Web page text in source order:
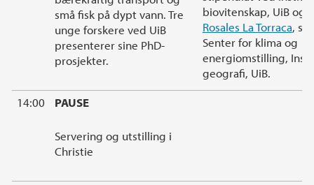
små fisk på dypt vann. Tre
unge forskere ved UiB
presenterer sine PhD-
prosjekter.
biovitenskap, UiB og
Rosales La Torraca,
Senter for klima og
energiomstilling,
geografi, UiB.
14:00
PAUSE
Servering og utstilling i
Christie